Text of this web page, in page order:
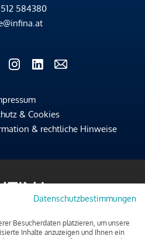
584380
& Cookies
& rechtliche Hinweise
Datenschutzbestimmungen
Besucherdaten platzieren, um unsere
Inhalte anzuzeigen und Ihnen ein